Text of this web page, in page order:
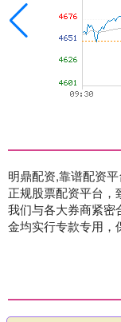
明鼎配资,靠谱配资
正规股票配资平台，
我们与各大券商紧密
金均实行专款专用，